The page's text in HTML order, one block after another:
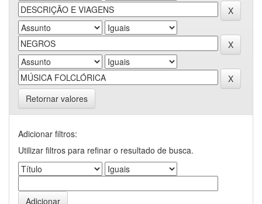
Retornar valores
Adicionar filtros:
Utilizar filtros para refinar o resultado de busca.